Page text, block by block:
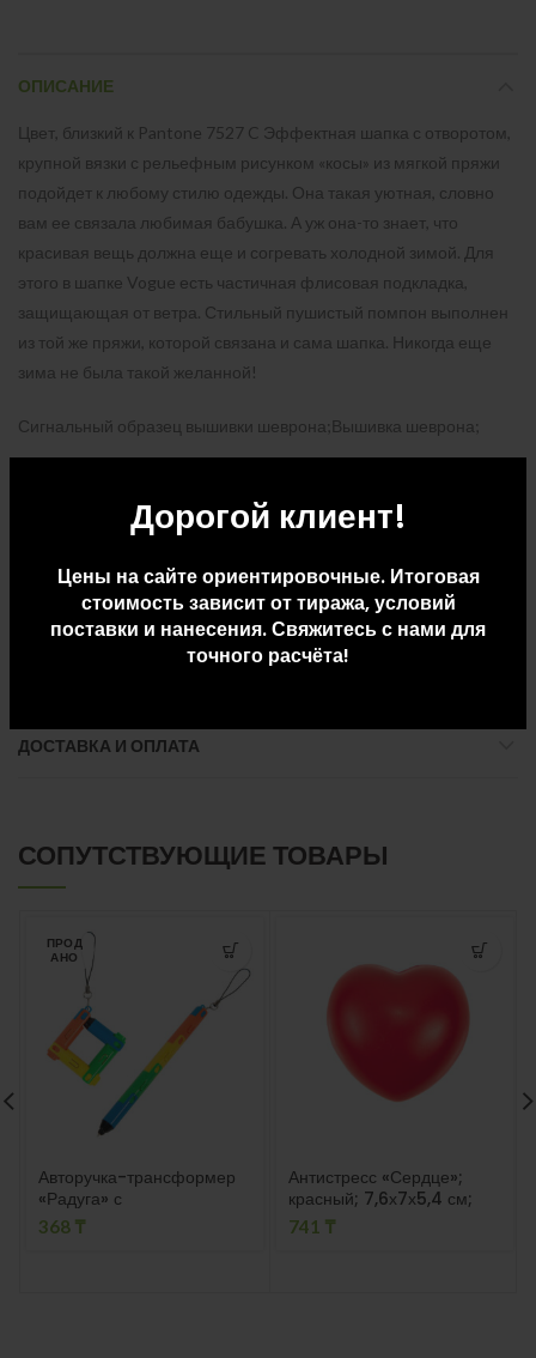
Дорогой клиент!
Цены на сайте ориентировочные. Итоговая
стоимость зависит от тиража, условий
поставки и нанесения. Свяжитесь с нами для
точного расчёта!
ОПИСАНИЕ
Цвет, близкий к Pantone 7527 C Эффектная шапка с отворотом,
крупной вязки с рельефным рисунком «косы» из мягкой пряжи
подойдет к любому стилю одежды. Она такая уютная, словно
вам ее связала любимая бабушка. А уж она-то знает, что
красивая вещь должна еще и согревать холодной зимой. Для
этого в шапке Vogue есть частичная флисовая подкладка,
защищающая от ветра. Стильный пушистый помпон выполнен
из той же пряжи, которой связана и сама шапка. Никогда еще
зима не была такой желанной!
Сигнальный образец вышивки шеврона;Вышивка шеврона;
Размер упаковки: Д 63 x Ш 32 x В 35
Вес упаковки: 16.32
ДОСТАВКА И ОПЛАТА
СОПУТСТВУЮЩИЕ ТОВАРЫ
ПРОД
АНО
Авторучка-трансформер
«Радуга» с
фонариком,14,5х1,3см,пла
368 ₸
Антистресс «Сердце»;
красный; 7,6х7х5,4 см;
вспененный каучук;
741 ₸